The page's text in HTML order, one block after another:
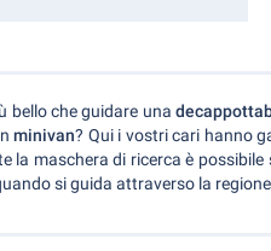
bello che guidare una
minivan? Qui i vostri cari hanno
la maschera di ricerca è possibile
si guida attraverso la